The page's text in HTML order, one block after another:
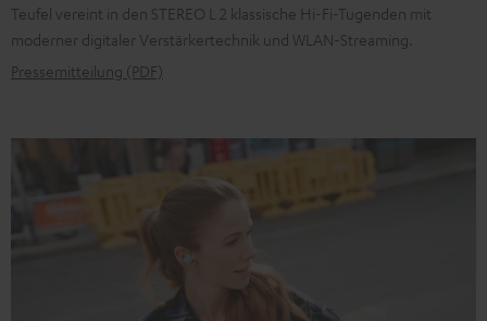
Teufel vereint in den STEREO L 2 klassische Hi-Fi-Tugenden mit
moderner digitaler Verstärkertechnik und WLAN-Streaming.
Pressemitteilung (PDF)